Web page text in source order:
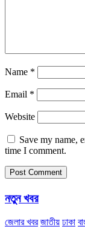
Name *
Email *
Website
Save my name,
time I comment.
নতুন খবর
জেলার খবর জাতীয় ঢাকা